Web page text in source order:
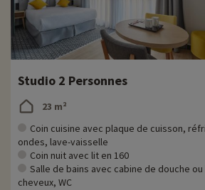
Studio 2 Personnes
23 m²
Coin cuisine avec plaque de cuisson,
ondes, lave-vaisselle
Coin nuit avec lit en 160
Salle de bains avec cabine de douche
cheveux, WC